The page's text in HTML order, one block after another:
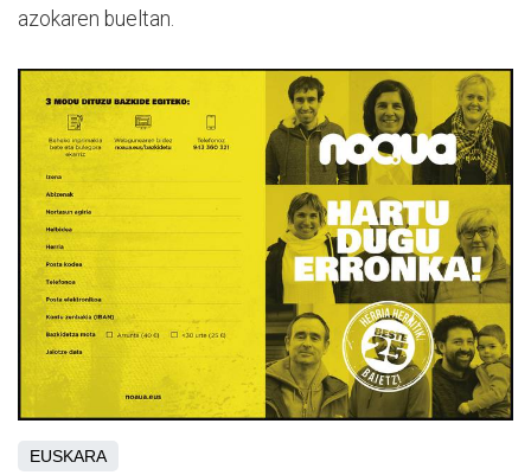
azokaren bueltan.
EUSKARA